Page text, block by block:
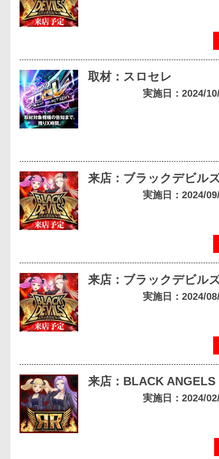
取材：スロセレ
実施日：2024/
来店：ブラックデビル
実施日：2024/
来店：ブラックデビル
実施日：2024/
来店：BLACK ANGELS
実施日：2024/